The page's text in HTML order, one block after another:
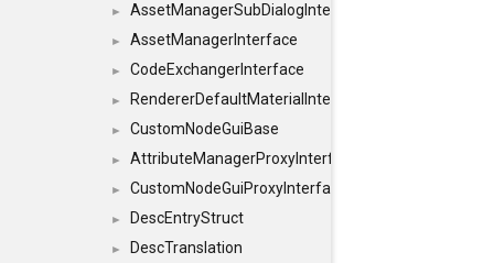
► AssetManagerSubDialogInterface
► AssetManagerInterface
► CodeExchangerInterface
► RendererDefaultMaterialInterface
► CustomNodeGuiBase
► AttributeManagerProxyInterface
► CustomNodeGuiProxyInterface
► DescEntryStruct
► DescTranslation